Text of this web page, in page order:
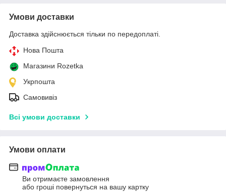
Умови доставки
Доставка здійснюється тільки по передоплаті.
Нова Пошта
Магазини Rozetka
Укрпошта
Самовивіз
Всі умови доставки
Умови оплати
Ви отримаєте замовлення
або гроші повернуться на вашу картку